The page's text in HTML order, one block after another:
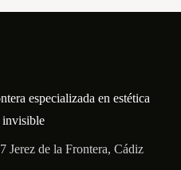
especializada en estética
invisible
de la Frontera, Cádiz